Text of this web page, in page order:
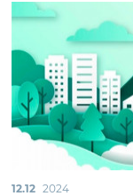
12.12 2024